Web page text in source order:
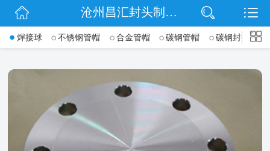
网站首页
产品展示
联系我们
沧州昌汇封头制造有限公司
焊接球 不锈钢管帽 合金管帽 碳钢管帽 碳钢封头